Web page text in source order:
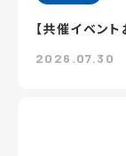
【共催イベン
2026.07.30